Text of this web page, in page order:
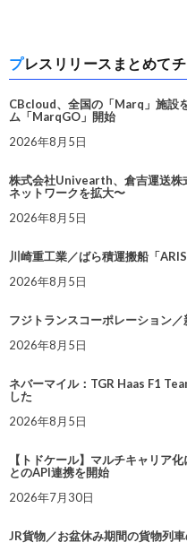
プレスリリースまとめて
CBcloud、全国の「Marq」施設
ム「MarqGO」開始
2026年8月5日
株式会社Univearth、倉吉運送株
ネットワークを拡大〜
2026年8月5日
川崎重工業／ばら積運搬船「
2026年8月5日
フジトランスコーポレーション
2026年8月5日
ネバーマイル：TGR Haas F1
した
2026年8月5日
【トドケール】マルチキャリア
とのAPI連携を開始
2026年7月30日
JR貨物／お盆休み期間の貨物列